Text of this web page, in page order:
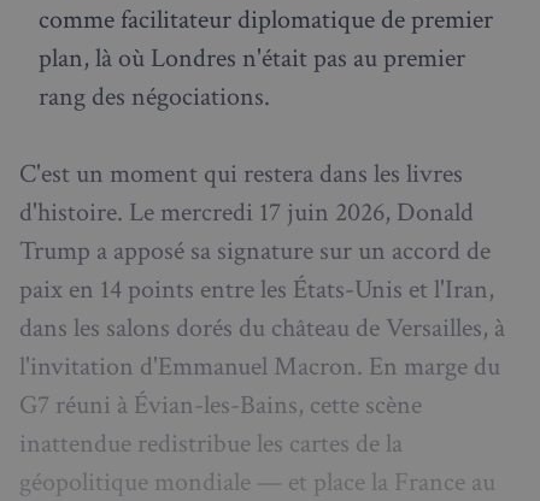
comme facilitateur diplomatique de premier
plan, là où Londres n'était pas au premier
rang des négociations.
C'est un moment qui restera dans les livres
d'histoire. Le mercredi 17 juin 2026, Donald
Trump a apposé sa signature sur un accord de
paix en 14 points entre les États-Unis et l'Iran,
dans les salons dorés du château de Versailles, à
l'invitation d'Emmanuel Macron. En marge du
G7 réuni à Évian-les-Bains, cette scène
inattendue redistribue les cartes de la
géopolitique mondiale — et place la France au